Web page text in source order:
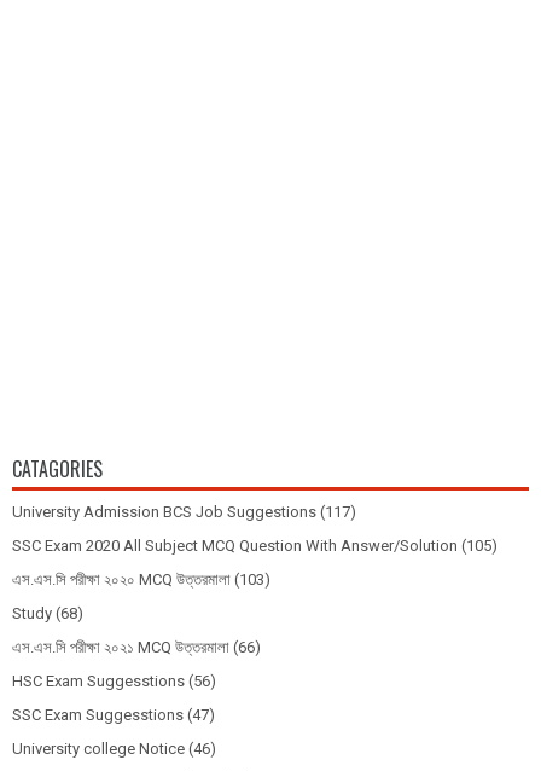
CATAGORIES
University Admission BCS Job Suggestions (117)
SSC Exam 2020 All Subject MCQ Question With Answer/Solution (105)
এস.এস.সি পরীক্ষা ২০২০ MCQ উত্তরমালা (103)
Study (68)
এস.এস.সি পরীক্ষা ২০২১ MCQ উত্তরমালা (66)
HSC Exam Suggesstions (56)
SSC Exam Suggesstions (47)
University college Notice (46)